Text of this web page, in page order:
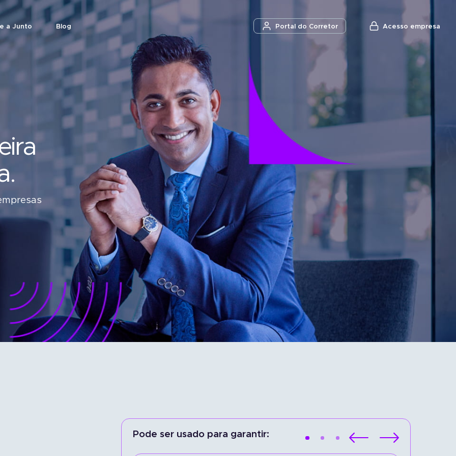
a Junto Blog Portal do Corretor Acesso empresa
sem bloquear recursos.
fecharem contratos.
Portal do Corretor
Acesso empresa
Pode ser usado para garantir: